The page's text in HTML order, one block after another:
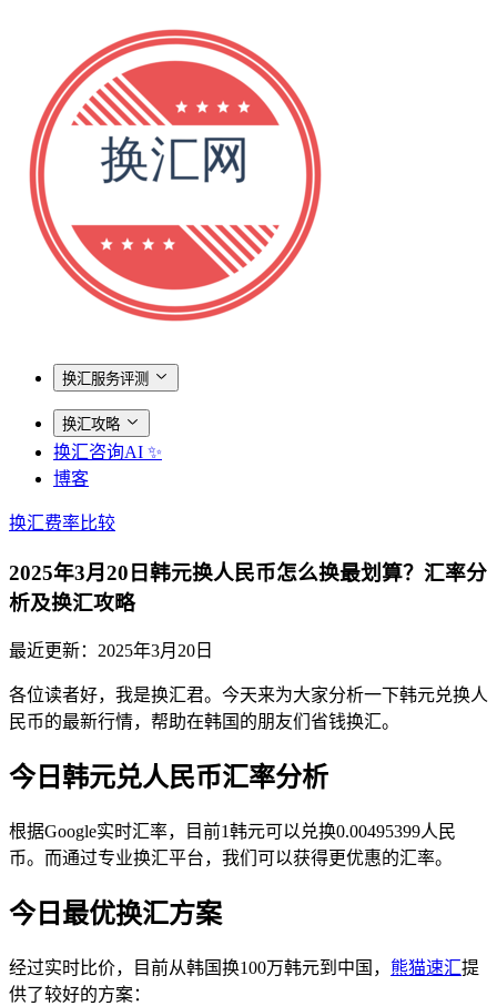
换汇服务评测
换汇攻略
换汇咨询AI ✨
博客
换汇费率比较
2025年3月20日韩元换人民币怎么换最划算？汇率分
析及换汇攻略
最近更新： 2025年3月20日
各位读者好，我是换汇君。今天来为大家分析一下韩元兑换人
民币的最新行情，帮助在韩国的朋友们省钱换汇。
今日韩元兑人民币汇率分析
根据Google实时汇率，目前1韩元可以兑换0.00495399人民
币。而通过专业换汇平台，我们可以获得更优惠的汇率。
今日最优换汇方案
经过实时比价，目前从韩国换100万韩元到中国， 熊猫速汇提
供了较好的方案：